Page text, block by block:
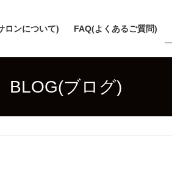
ロンについて) FAQ(よくあるご質問)
BLOG(ブログ)